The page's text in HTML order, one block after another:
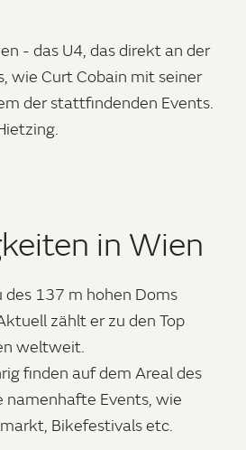
- das U4, das direkt an der
wie Curt Cobain mit seiner
der stattfindenden Events.
in Wien
des 137 m hohen Doms
zählt er zu den Top
weltweit.
finden auf dem Areal des
namenhafte Events, wie
Bikefestivals etc.